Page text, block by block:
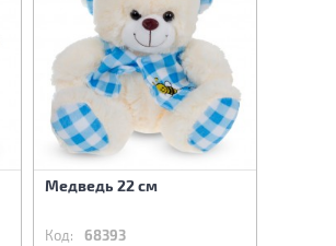
Медведь 22 см
Код: 68393